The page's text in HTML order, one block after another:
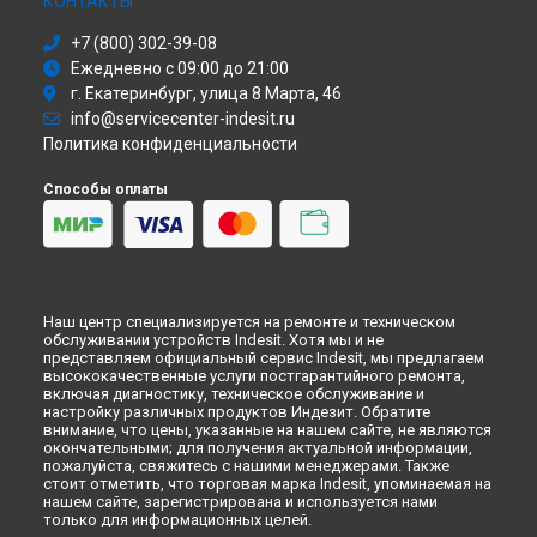
Иркутске
Ремонт посудомоечной машины DIFP 8B+96 Z Indesit в
Самаре
Ремонт посудомоечной машины DIFP 8B+96 Z Indesit в
Омске
Красноярске
Ремонт посудомоечной машины DIFP 8B+96 Z Indesit в
Перми
Кирове
Ремонт посудомоечной машины DIFP 8B+96 Z Indesit в
Оренбурге
Ремонт посудомоечной машины DIFP 8B+96 Z Indesit в
Кемерово
Ремонт посудомоечной машины DIFP 8B+96 Z Indesit в
Новокузнецке
Ремонт посудомоечной машины DIFP 8B+96 Z Indesit в
Рязани
+7 (800) 302-39-08
Ежедневно с 09:00 до 21:00
г. Екатеринбург, улица 8 Марта, 46
info@servicecenter-indesit.ru
Политика конфиденциальности
Способы оплаты
Наш центр специализируется на ремонте и техническом
обслуживании устройств Indesit. Хотя мы и не
представляем официальный сервис Indesit, мы предлагаем
высококачественные услуги постгарантийного ремонта,
включая диагностику, техническое обслуживание и
настройку различных продуктов Индезит. Обратите
внимание, что цены, указанные на нашем сайте, не являются
окончательными; для получения актуальной информации,
пожалуйста, свяжитесь с нашими менеджерами. Также
стоит отметить, что торговая марка Indesit, упоминаемая на
нашем сайте, зарегистрирована и используется нами
только для информационных целей.